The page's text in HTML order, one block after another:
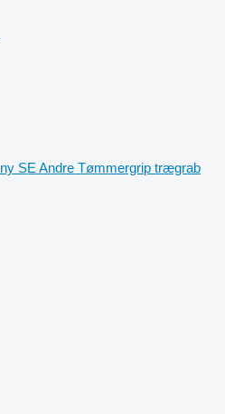
ny SE Andre Tømmergrip trægrab